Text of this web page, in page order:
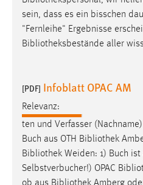
sein, dass es ein bisschen
"Fernleihe" Ergebnisse
Bibliotheksbestände aller
[PDF] Infoblatt OPAC AM
Relevanz:
ten und Verfasser (Nachname)
Buch aus OTH Bibliothek
Bibliothek Weiden: 1) Buch ist
Selbstverbucher!) OPAC